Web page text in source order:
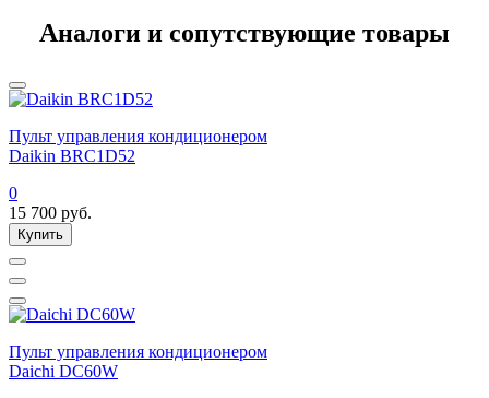
Аналоги и сопутствующие товары
Пульт управления кондиционером
Daikin BRC1D52
0
15 700 руб.
Купить
Пульт управления кондиционером
Daichi DC60W